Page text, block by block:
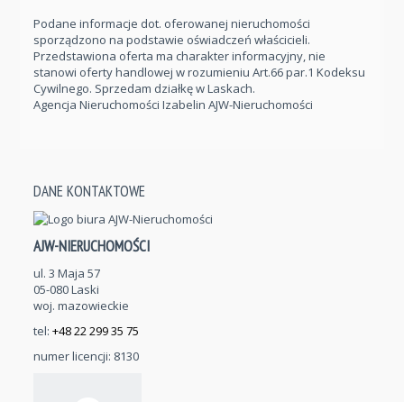
Podane informacje dot. oferowanej nieruchomości
sporządzono na podstawie oświadczeń właścicieli.
Przedstawiona oferta ma charakter informacyjny, nie
stanowi oferty handlowej w rozumieniu Art.66 par.1 Kodeksu
Cywilnego. Sprzedam działkę w Laskach.
Agencja Nieruchomości Izabelin AJW-Nieruchomości
DANE KONTAKTOWE
AJW-NIERUCHOMOŚCI
ul. 3 Maja 57
05-080 Laski
woj. mazowieckie
tel: +48 22 299 35 75
numer licencji: 8130